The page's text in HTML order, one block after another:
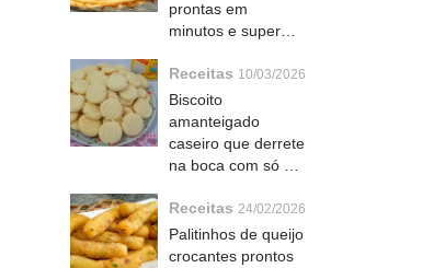
prontas em
minutos e super
Receitas 10/03/2026
Biscoito
amanteigado
caseiro que derrete
na boca com só 4
simples
Receitas 24/02/2026
Palitinhos de queijo
crocantes prontos